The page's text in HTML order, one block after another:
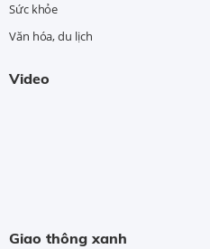
Sức khỏe
Văn hóa, du lịch
Video
Giao thông xanh